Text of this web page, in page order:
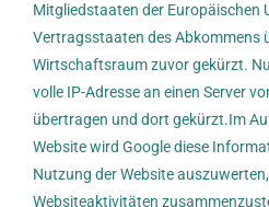
Mitgliedstaaten der Europäischen
Vertragsstaaten des Abkommens
Wirtschaftsraum zuvor gekürzt.
volle IP-Adresse an einen Server
übertragen und dort gekürzt.Im
Website wird Google diese
Nutzung der Website
Websiteaktivitäten